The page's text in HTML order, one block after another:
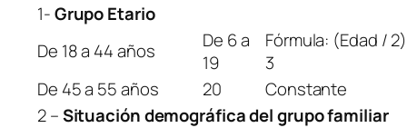
1-Grupo Etario
De 18 a 44 años
De 6 a
19
Fórmula: (Edad /
3
De 45 a 55 años
20
Constante
2 –Situación demográfica del grupo familiar